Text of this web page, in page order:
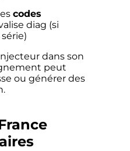
codes
diag (si
dans son
peut
ou générer des